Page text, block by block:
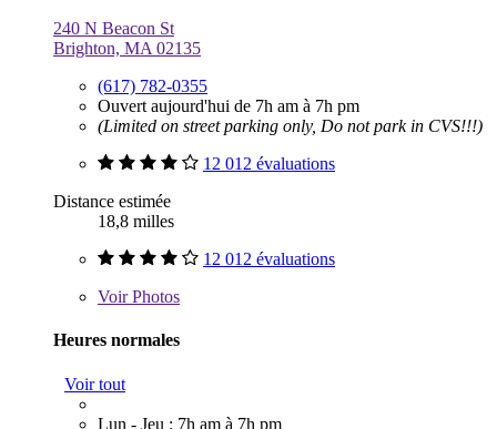
240 N Beacon St
Brighton, MA 02135
(617) 782-0355
Ouvert aujourd'hui de 7h am à 7h pm
(Limited on street parking only, Do not park in CVS!!!)
12 012 évaluations
Distance estimée
18,8 milles
12 012 évaluations
VoirPhotos
Heures normales
Voir tout
Lun - Jeu : 7h am à 7h pm